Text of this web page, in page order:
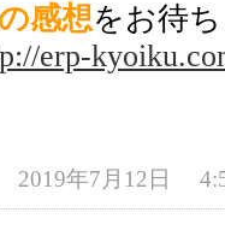
感想をお待
erp-
2019年7月12日